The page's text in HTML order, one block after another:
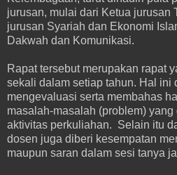
jurusan, mulai dari Ketua jurusan
jurusan Syariah dan Ekonomi
Dakwah dan Komunikasi.
Rapat tersebut merupakan rapat
sekali dalam setiap tahun. Hal ini
mengevaluasi serta membahas
masalah-masalah (problem)
aktivitas perkuliahan. Selain itu
dosen juga diberi kesempatan
maupun saran dalam sesi tanya